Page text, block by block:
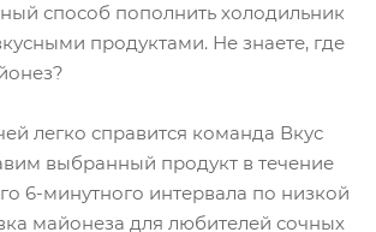
способ пополнить холодильник
продуктами. Не знаете, где
легко справится команда Вкус
выбранный продукт в течение
6-минутного интервала по низкой
майонеза для любителей сочных